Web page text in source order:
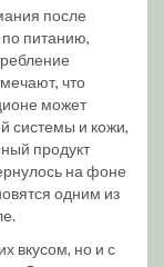
после
питанию,
что
может
системы и кожи,
продукт
на фоне
одним из
вкусом, но и с